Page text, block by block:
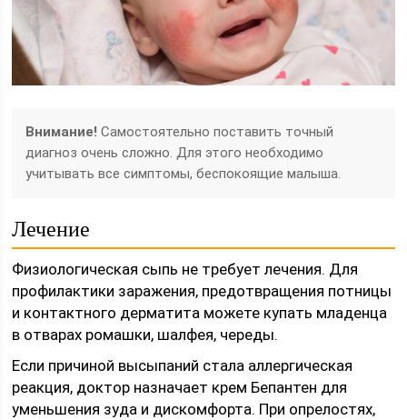
Внимание!Самостоятельно поставить точный
диагноз очень сложно. Для этого необходимо
учитывать все симптомы, беспокоящие малыша.
Лечение
Физиологическая сыпь не требует лечения. Для
профилактики заражения, предотвращения потницы
и контактного дерматита можете купать младенца
в отварах ромашки, шалфея, череды.
Если причиной высыпаний стала аллергическая
реакция, доктор назначает крем Бепантен для
уменьшения зуда и дискомфорта. При опрелостях,